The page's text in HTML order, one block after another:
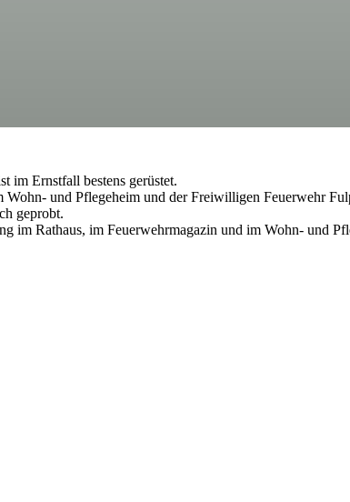
im Ernstfall bestens gerüstet.
Wohn- und Pflegeheim und der Freiwilligen Feuerwehr
geprobt.
im Rathaus, im Feuerwehrmagazin und im Wohn- und